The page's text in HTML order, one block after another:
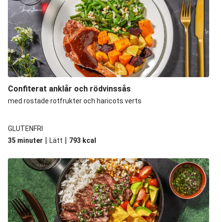
Confiterat anklår och rödvinssås
med rostade rotfrukter och haricots verts
GLUTENFRI
35 minuter | Lätt | 793 kcal